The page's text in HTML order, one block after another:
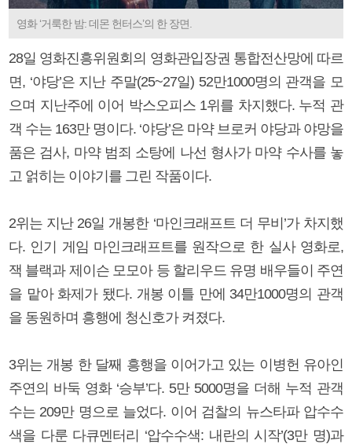
영화 ‘거룩한 밤: 데몬 헌터스’의 한 장면.
28일 영화진흥위원회의 영화관입장권 통합전산망에 따르
면, ‘야당’은 지난 주말(25~27일) 52만1000명의 관객을 모
으며 지난주에 이어 박스오피스 1위를 차지했다. 누적 관
객 수는 163만 명이다. ‘야당’은 마약 브로커 야당과 야망을
품은 검사, 마약 범죄 소탕에 나선 형사가 마약 수사를 놓
고 얽히는 이야기를 그린 작품이다.
2위는 지난 26일 개봉한 ‘마인크래프트 더 무비’가 차지했
다. 인기 게임 마인크래프트를 원작으로 한 실사 영화로,
잭 블랙과 제이슨 모모아 등 할리우드 유명 배우들이 주연
을 맡아 화제가 됐다. 개봉 이틀 만에 34만1000명의 관객
을 동원하며 흥행에 청신호가 켜졌다.
3위는 개봉 한 달째 흥행을 이어가고 있는 이병헌 유아인
주연의 바둑 영화 ‘승부’다. 5만 5000명을 더해 누적 관객
수는 209만 명으로 늘었다. 이어 검찰의 뉴스타파 압수수
색을 다룬 다큐멘터리 ‘압수수색: 내란의 시작’(3만 명)과